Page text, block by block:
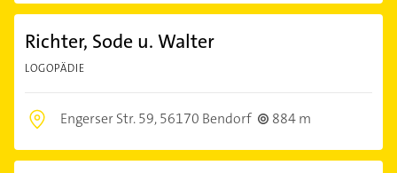
Richter, Sode u. Walter
LOGOPÄDIE
Engerser Str. 59,56170 Bendorf 884 m